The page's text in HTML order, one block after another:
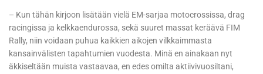
– Kun tähän kirjoon lisätään vielä EM-sarjaa motocrossissa, drag
racingissa ja kelkkaendurossa, sekä suuret massat keräävä FIM
Rally, niin voidaan puhua kaikkien aikojen vilkkaimmasta
kansainvälisten tapahtumien vuodesta. Minä en ainakaan nyt
äkkiseltään muista vastaavaa, en edes omilta aktiivivuosiltani,